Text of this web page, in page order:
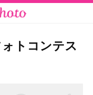
トコンテス